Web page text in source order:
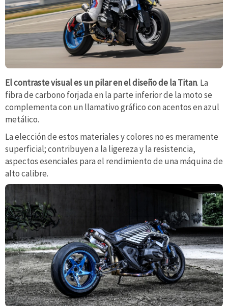
El contraste visual es un pilar en el diseño de la Titan. La
fibra de carbono forjada en la parte inferior de la moto se
complementa con un llamativo gráfico con acentos en azul
metálico.
La elección de estos materiales y colores no es meramente
superficial; contribuyen a la ligereza y la resistencia,
aspectos esenciales para el rendimiento de una máquina de
alto calibre.